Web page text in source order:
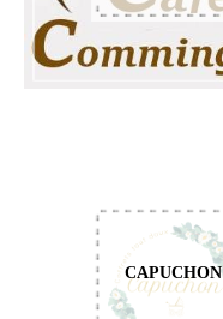
CAPUCHON